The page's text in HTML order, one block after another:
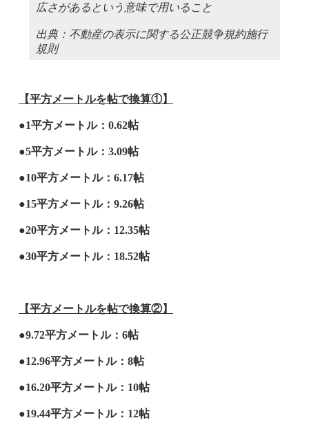
広さがあるという意味で用いること
出典：不動産の表示に関する公正競争規約施行
規則
【平方メートルを帖で換算①】
●1平方メートル：0.62帖
●5平方メートル：3.09帖
●10平方メートル：6.17帖
●15平方メートル：9.26帖
●20平方メートル：12.35帖
●30平方メートル：18.52帖
【平方メートルを帖で換算②】
●9.72平方メートル：6帖
●12.96平方メートル：8帖
●16.20平方メートル：10帖
●19.44平方メートル：12帖